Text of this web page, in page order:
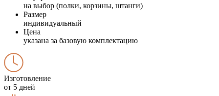
на выбор (полки, корзины, штанги)
Размер
индивидуальный
Цена
указана за базовую комплектацию
Изготовление
от 5 дней